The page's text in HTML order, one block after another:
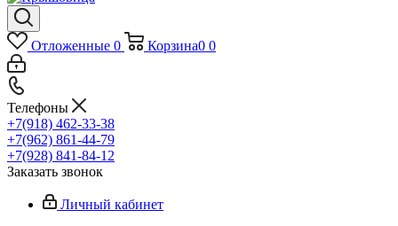
Отложенные 0 Корзина0 0
Телефоны
+7(918) 462-33-38
+7(962) 861-44-79
+7(928) 841-84-12
Заказать звонок
Личный кабинет